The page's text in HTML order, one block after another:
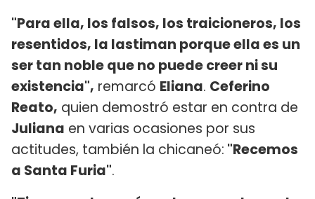
"Para ella, los falsos, los traicioneros, los
resentidos, la lastiman porque ella es un
ser tan noble que no puede creer ni su
existencia", remarcó Eliana. Ceferino
Reato, quien demostró estar en contra de
Juliana en varias ocasiones por sus
actitudes, también la chicaneó: "Recemos
a Santa Furia".